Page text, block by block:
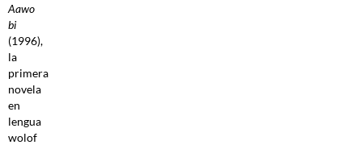
Aawo
bi
(1996),
la
primera
novela
en
lengua
wolof